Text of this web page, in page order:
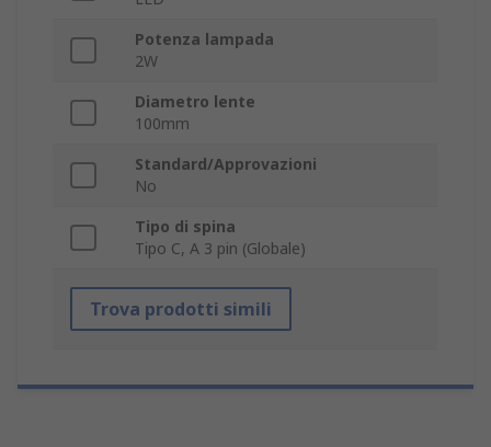
Potenza lampada
2W
Diametro lente
100mm
Standard/Approvazioni
No
Tipo di spina
Tipo C, A 3 pin (Globale)
Trova prodotti simili